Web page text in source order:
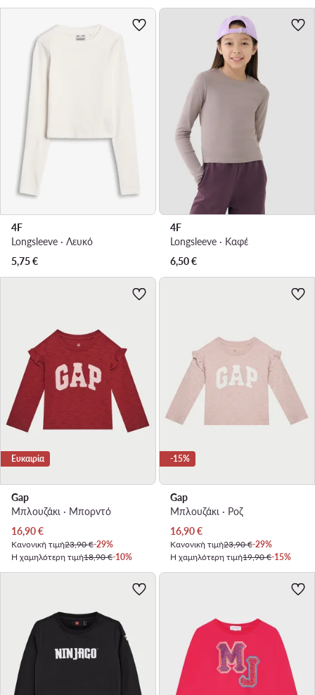
4F
Longsleeve · Λευκό
5,75€
4F
Longsleeve · Καφέ
6,50€
Ευκαιρία
Gap
Μπλουζάκι · Μπορντό
Τρέχουσα τιμή
16,90€
Κανονική τιμή23,90 €-29%
Η χαμηλότερη τιμή18,90 €-10%
-15%
Gap
Μπλουζάκι · Ροζ
Τρέχουσα τιμή
16,90€
Κανονική τιμή23,90 €-29%
Η χαμηλότερη τιμή19,90 €-15%